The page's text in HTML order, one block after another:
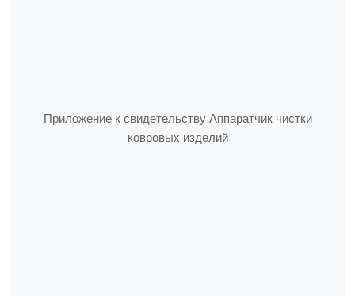
Приложение к свидетельству Аппаратчик чистки
ковровых изделий